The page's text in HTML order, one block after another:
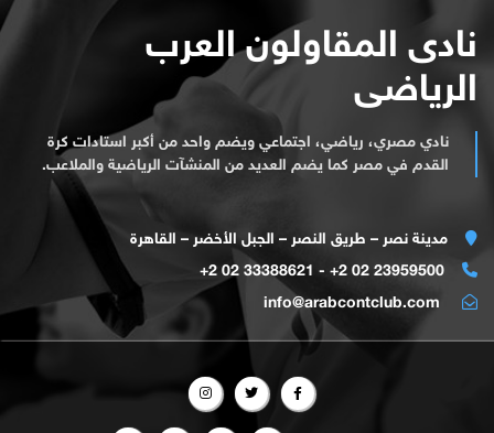
نادى المقاولون العرب
الرياضى
نادي مصري، رياضي، اجتماعي ويضم واحد من أكبر استادات كرة
القدم في مصر كما يضم العديد من المنشآت الرياضية والملاعب.
مدينة نصر – طريق النصر – الجبل الأخضر – القاهرة
23959500 02 2+ - 33388621 02 2+
info@arabcontclub.com